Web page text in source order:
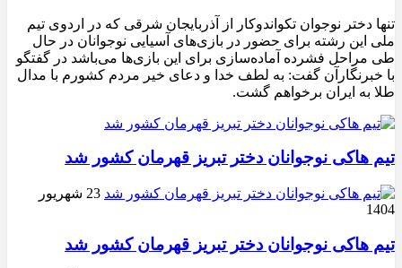
تنها دختر نوجوان تکواندوکار از آذربایجان شرقی که در اردوی تیم
ملی این رشته برای حضور در بازی‌های آسیایی نوجوانان در حال
طی مراحل فشرده آماده‌سازی برای این بازی‌ها می‌باشد در گفتگو
با خبرنگارآن گفت: به لطف خدا و دعای خیر مردم کشورم با مدال
طلا به ایران برخواهم گشت.
تیم هاکی نوجوانان دختر تبریز قهرمان کشور شد
23 شهریور
1404
تیم هاکی نوجوانان دختر تبریز قهرمان کشور شد